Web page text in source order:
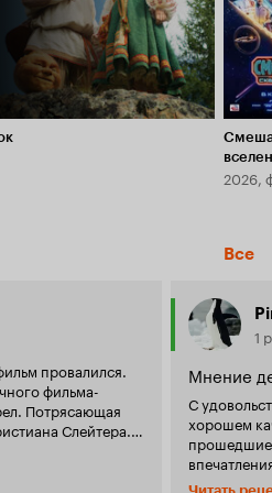
2026,
Все
провалился.
фильма-
Потрясающая
Слейтера.
так же
1
Мнение
С
хорошем
прошедшие
Соглашусь